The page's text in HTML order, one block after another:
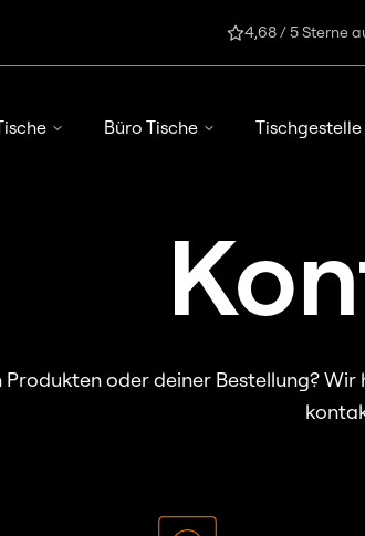
4,68 / 5 Sterne
Büro Tische Tischgestelle
Produkten oder deiner Bestellung?